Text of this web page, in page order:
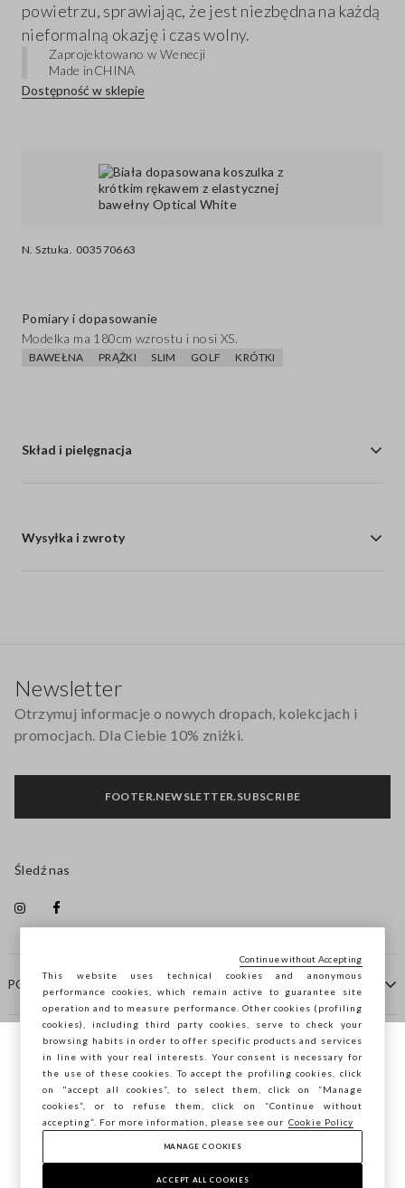
N. Sztuka. 003570663
powietrzu, sprawiając, że jest niezbędna na każdą
nieformalną okazję i czas wolny.
Zaprojektowano w Wenecji
Made inCHINA
Dostępność w sklepie
Pomiary i dopasowanie
Modelka ma 180cm wzrostu i nosi XS.
BAWEŁNA PRĄŻKI SLIM GOLF KRÓTKI
Skład i pielęgnacja
Wysyłka i zwroty
POMOC
FIRMA
KONTAKTY
Newsletter
Otrzymuj informacje o nowych dropach, kolekcjach i
promocjach. Dla Ciebie 10% zniżki.
FOOTER.NEWSLETTER.SUBSCRIBE
Śledź nas
Copyright © Ovs S.p.A. P.Iva 04240010274 - Cap. Soc.
290.923.470 -2.4.0
Przeglądasz STEFANEL Italia, chcesz
zapisać swoją lokalizację?
POTWIERDŹ
This website uses technical cookies and anonymous
performance cookies, which remain active to guarantee site
operation and to measure performance. Other cookies (profiling
cookies), including third party cookies, serve to check your
browsing habits in order to offer specific products and services
in line with your real interests. Your consent is necessary for
the use of these cookies. To accept the profiling cookies, click
on "accept all cookies”, to select them, click on “Manage
cookies”, or to refuse them, click on “Continue without
accepting”. For more information, please see our Cookie Policy
MANAGE COOKIES
ACCEPT ALL COOKIES
Continue without Accepting